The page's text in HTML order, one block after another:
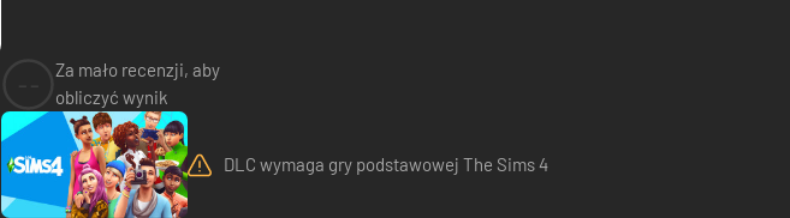
Za mało recenzji, aby
obliczyć wynik
DLC wymaga gry podstawowej The Sims 4